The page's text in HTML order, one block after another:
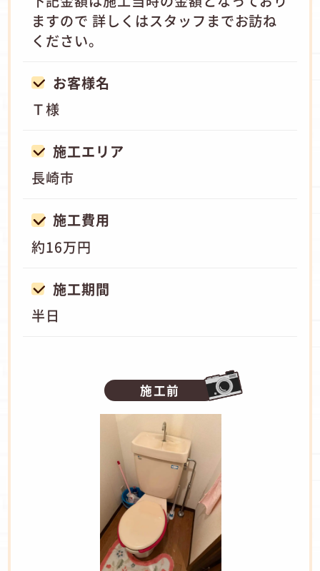
ますので 詳しくはスタッフまでお訪ね
ください。
お客様名
Ｔ様
施工エリア
長崎市
施工費用
約16万円
施工期間
半日
施工前